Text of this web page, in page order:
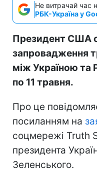
Не витрачай час
РБК-Україна у
Президент США
запровадження
між Україною та
по 11 травня.
Про це
посиланням на
соцмережі Truth
президента
Зеленського.